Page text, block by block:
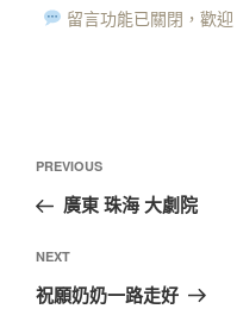
留言功能已關閉，歡迎
PREVIOUS
廣東 珠海 大劇院
NEXT
祝願奶奶一路走好